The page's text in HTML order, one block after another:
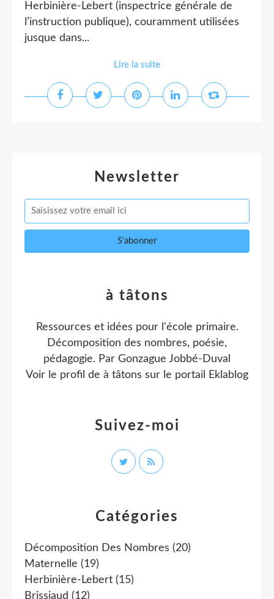
Herbinière-Lebert (inspectrice générale de
l’instruction publique), couramment utilisées
jusque dans...
Lire la suite
Newsletter
Catégories
Décomposition Des Nombres (20)
Maternelle (19)
Herbinière-Lebert (15)
Brissiaud (12)
à tâtons
Ressources et idées pour l'école primaire.
Décomposition des nombres, poésie,
pédagogie. Par Gonzague Jobbé-Duval
Voir le profil de à tâtons sur le portail Eklablog
Suivez-moi